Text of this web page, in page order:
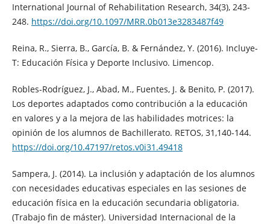
International Journal of Rehabilitation Research, 34(3), 243-
248. https://doi.org/10.1097/MRR.0b013e3283487f49
Reina, R., Sierra, B., García, B. & Fernández, Y. (2016). Incluye-
T: Educación Física y Deporte Inclusivo. Limencop.
Robles-Rodríguez, J., Abad, M., Fuentes, J. & Benito, P. (2017).
Los deportes adaptados como contribución a la educación
en valores y a la mejora de las habilidades motrices: la
opinión de los alumnos de Bachillerato. RETOS, 31,140-144.
https://doi.org/10.47197/retos.v0i31.49418
Sampera, J. (2014). La inclusión y adaptación de los alumnos
con necesidades educativas especiales en las sesiones de
educación física en la educación secundaria obligatoria.
(Trabajo fin de máster). Universidad Internacional de la